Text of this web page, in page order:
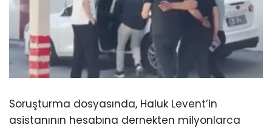
Soruşturma dosyasında, Haluk Levent’in
asistanının hesabına dernekten milyonlarca